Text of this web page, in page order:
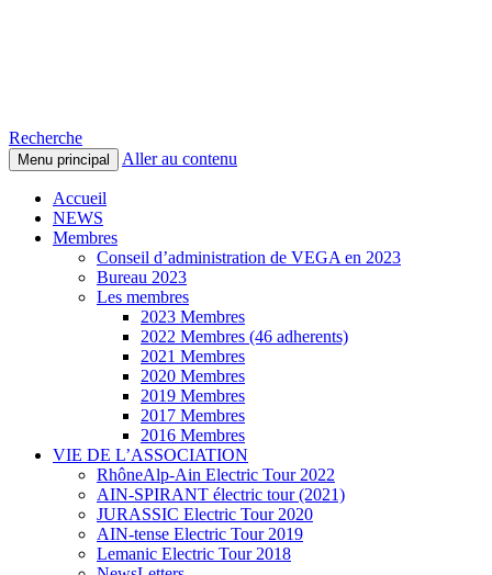
Recherche
Menu principal Aller au contenu
Accueil
NEWS
Membres
Conseil d’administration de VEGA en 2023
Bureau 2023
Les membres
2023 Membres
2022 Membres (46 adherents)
2021 Membres
2020 Membres
2019 Membres
2017 Membres
2016 Membres
VIE DE L’ASSOCIATION
RhôneAlp-Ain Electric Tour 2022
AIN-SPIRANT électric tour (2021)
JURASSIC Electric Tour 2020
AIN-tense Electric Tour 2019
Lemanic Electric Tour 2018